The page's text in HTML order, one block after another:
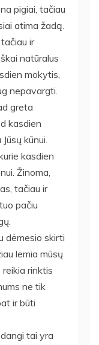
pigiai, tačiau
atima žadą.
ir
natūralus
mokytis,
nepavargti.
greta
kasdien
kūnui.
kasdien
Žinoma,
tačiau ir
pačiu
dėmesio skirti
lemia mūsų
rinktis
ne tik
ir būti
tai yra